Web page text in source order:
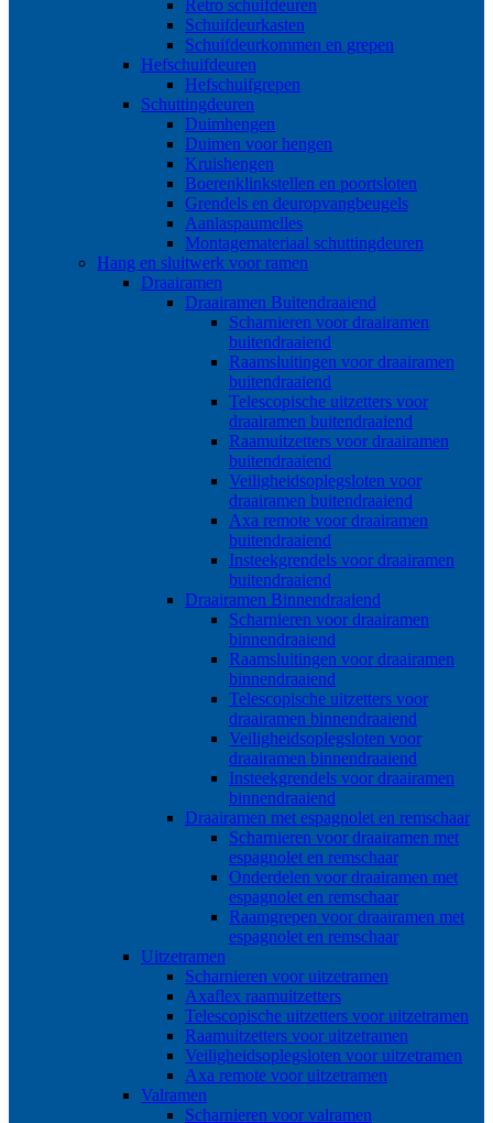
Retro schuifdeuren
Schuifdeurkasten
Schuifdeurkommen en grepen
Hefschuifdeuren
Hefschuifgrepen
Schuttingdeuren
Duimhengen
Duimen voor hengen
Kruishengen
Boerenklinkstellen en poortsloten
Grendels en deuropvangbeugels
Aanlaspaumelles
Montagemateriaal schuttingdeuren
Hang en sluitwerk voor ramen
Draairamen
Draairamen Buitendraaiend
Scharnieren voor draairamen
buitendraaiend
Raamsluitingen voor draairamen
buitendraaiend
Telescopische uitzetters voor
draairamen buitendraaiend
Raamuitzetters voor draairamen
buitendraaiend
Veiligheidsoplegsloten voor
draairamen buitendraaiend
Axa remote voor draairamen
buitendraaiend
Insteekgrendels voor draairamen
buitendraaiend
Draairamen Binnendraaiend
Scharnieren voor draairamen
binnendraaiend
Raamsluitingen voor draairamen
binnendraaiend
Telescopische uitzetters voor
draairamen binnendraaiend
Veiligheidsoplegsloten voor
draairamen binnendraaiend
Insteekgrendels voor draairamen
binnendraaiend
Draairamen met espagnolet en remschaar
Scharnieren voor draairamen met
espagnolet en remschaar
Onderdelen voor draairamen met
espagnolet en remschaar
Raamgrepen voor draairamen met
espagnolet en remschaar
Uitzetramen
Scharnieren voor uitzetramen
Axaflex raamuitzetters
Telescopische uitzetters voor uitzetramen
Raamuitzetters voor uitzetramen
Veiligheidsoplegsloten voor uitzetramen
Axa remote voor uitzetramen
Valramen
Scharnieren voor valramen